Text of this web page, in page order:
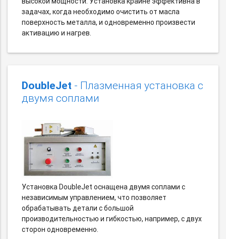
задачах, когда необходимо очистить от масла
поверхность металла, и одновременно произвести
активацию и нагрев.
DoubleJet - Плазменная установка с
двумя соплами
Установка DoubleJet оснащена двумя соплами с
независимым управлением, что позволяет
обрабатывать детали с большой
производительностью и гибкостью, например, с двух
сторон одновременно.